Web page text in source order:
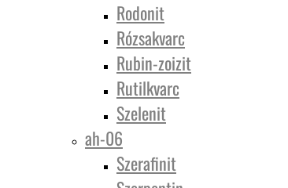
Rodonit
Rózsakvarc
Rubin-zoizit
Rutilkvarc
Szelenit
ah-06
Szerafinit